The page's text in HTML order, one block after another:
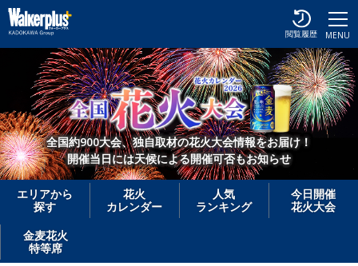
MENU
閲覧履歴
全国約900大会、独自取材の花火大会情報をお届け！
開催当日には天候による開催可否もお知らせ
エリアから
探す
花火
カレンダー
人気
ランキング
今日開催
花火大会
金麦花火
特等席